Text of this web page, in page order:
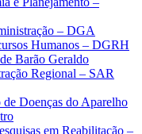
– DGA
Humanos – DGRH
Barão Geraldo
Regional – SAR
Doenças do Aparelho
em Reabilitação –